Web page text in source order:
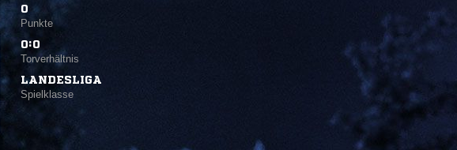
0
Punkte
0:0
Torverhältnis
LANDESLIGA
Spielklasse